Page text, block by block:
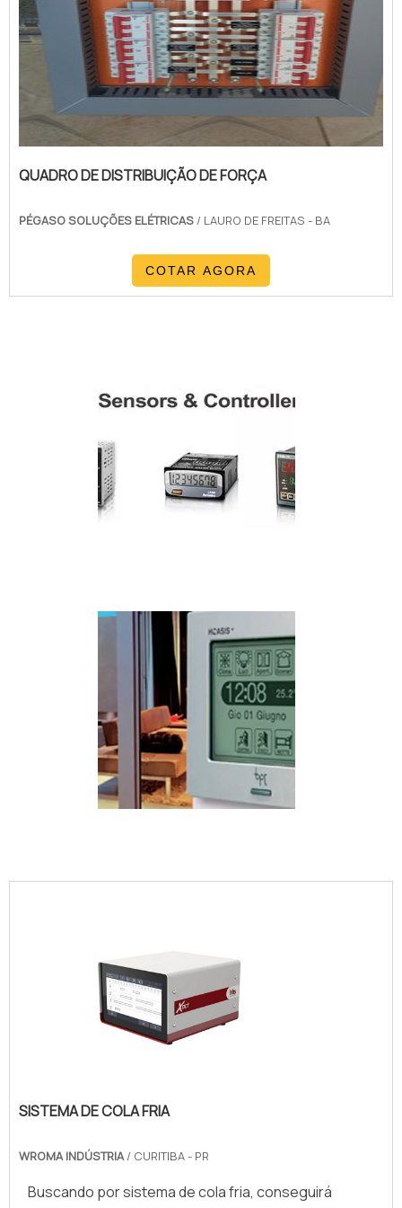
QUADRO DE DISTRIBUIÇÃO DE FORÇA
PÉGASO SOLUÇÕES ELÉTRICAS / LAURO DE FREITAS - BA
COTAR AGORA
SISTEMA DE COLA FRIA
WROMA INDÚSTRIA/ CURITIBA - PR
Buscando por sistema de cola fria, conseguirá